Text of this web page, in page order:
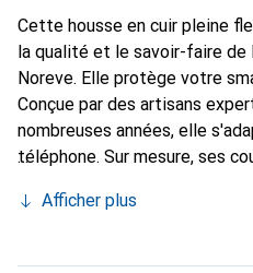
Cette housse en cuir pleine
la qualité et le savoir-faire de
Noreve. Elle protège votre
Conçue par des artisans
nombreuses années, elle
téléphone. Sur mesure, ses
élégant et indispensable de
haute qualité, la marque
Afficher plus